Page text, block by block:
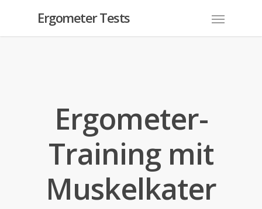
Ergometer Tests
Ergometer-
Training mit
Muskelkater